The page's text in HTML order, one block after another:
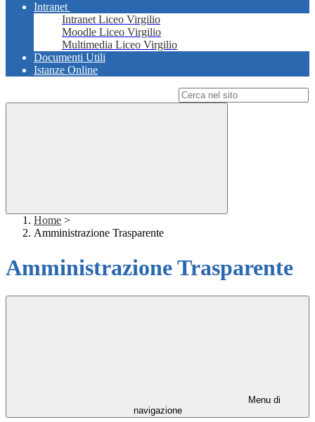
Intranet
Intranet Liceo Virgilio
Moodle Liceo Virgilio
Multimedia Liceo Virgilio
Documenti Utili
Istanze Online
Home >
Amministrazione Trasparente
Amministrazione Trasparente
Menu di
navigazione